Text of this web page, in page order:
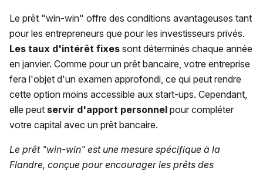
Le prêt "win-win" offre des conditions avantageuses tant
pour les entrepreneurs que pour les investisseurs privés.
Les taux d'intérêt fixes sont déterminés chaque année
en janvier. Comme pour un prêt bancaire, votre entreprise
fera l'objet d'un examen approfondi, ce qui peut rendre
cette option moins accessible aux start-ups. Cependant,
elle peut servir d'apport personnel pour compléter
votre capital avec un prêt bancaire.
Le prêt "win-win" est une mesure spécifique à la
Flandre, conçue pour encourager les prêts des